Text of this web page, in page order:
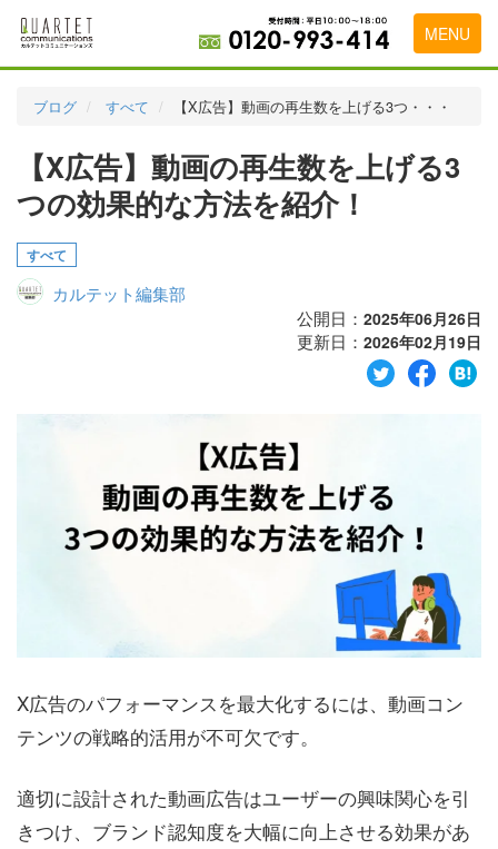
MENU
実績・お客様の声
初めて導入をお考えの方
代理店の乗り換えをお考えの方
会社概要
ブログ すべて 【X広告】動画の再生数を上げる3つ・・・
【X広告】動画の再生数を上げる3
つの効果的な方法を紹介！
すべて
カルテット編集部
公開日： 2025年06月26日
更新日： 2026年02月19日
X広告のパフォーマンスを最大化するには、動画コン
テンツの戦略的活用が不可欠です。
適切に設計された動画広告はユーザーの興味関心を引
きつけ、ブランド認知度を大幅に向上させる効果があ